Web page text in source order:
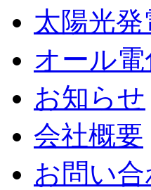
太陽光発
オール電
お知らせ
会社概要
お問い